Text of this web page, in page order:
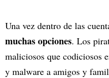
Una vez dentro de las
muchas opciones. Los
maliciosos que codiciosos
y malware a amigos y